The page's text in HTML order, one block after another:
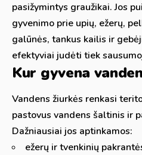
pasižymintys graužikai. Jos
gyvenimo prie upių, ežerų,
galūnės, tankus kailis ir
efektyviai judėti tiek
Kur gyvena
Vandens žiurkės renkasi
pastovus vandens šaltinis ir
Dažniausiai jos aptinkamos:
ežerų ir tvenkinių